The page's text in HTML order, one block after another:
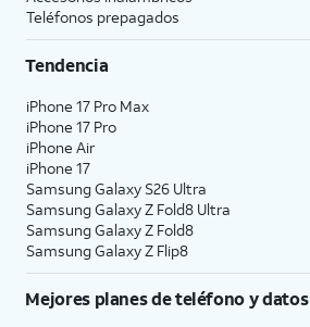
Teléfonos prepagados
Tendencia
iPhone 17 Pro Max
iPhone 17 Pro
iPhone Air
iPhone 17
Samsung Galaxy S26 Ultra
Samsung Galaxy Z Fold8 Ultra
Samsung Galaxy Z Fold8
Samsung Galaxy Z Flip8
Mejores planes de teléfono y datos